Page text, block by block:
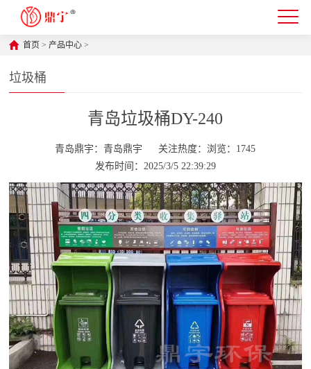
首页 >产品中心 >
垃圾桶
青岛垃圾桶DY-240
青岛鼎宇：青岛鼎宇
关注热度：浏览：1745
发布时间：2025/3/5 22:39:29